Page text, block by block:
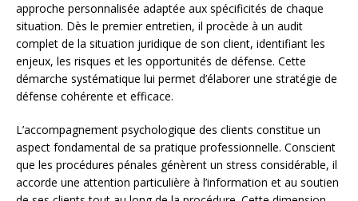
approche personnalisée adaptée aux spécificités de chaque
situation. Dès le premier entretien, il procède à un audit
complet de la situation juridique de son client, identifiant les
enjeux, les risques et les opportunités de défense. Cette
démarche systématique lui permet d’élaborer une stratégie de
défense cohérente et efficace.
L’accompagnement psychologique des clients constitue un
aspect fondamental de sa pratique professionnelle. Conscient
que les procédures pénales génèrent un stress considérable, il
accorde une attention particulière à l’information et au soutien